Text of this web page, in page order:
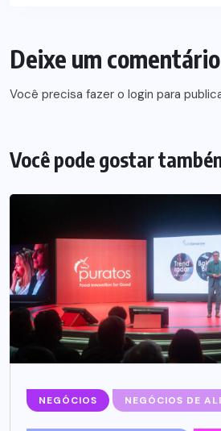
Deixe um comentário
Você precisa fazer o login para
Você pode gostar
NEGÓCIOS NEGÓCIOS DE